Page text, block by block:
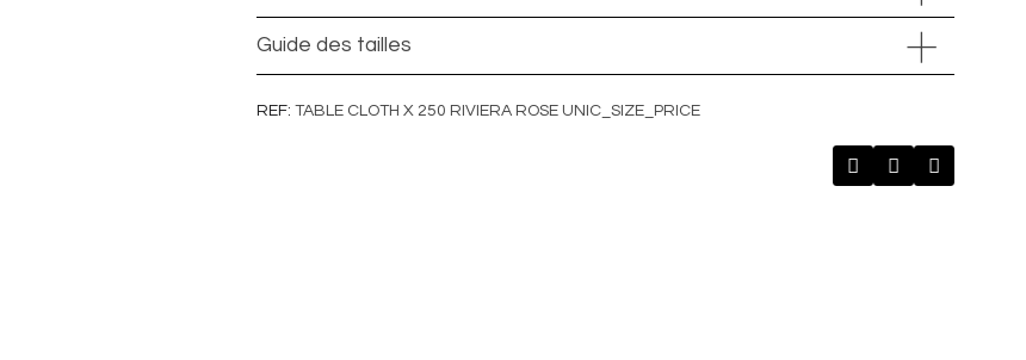
Guide des tailles
REF TABLE CLOTH X 250 RIVIERA ROSE UNIC_SIZE_PRICE